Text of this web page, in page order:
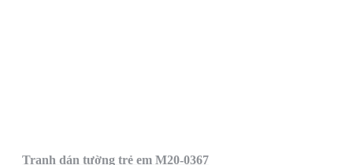
Tranh dán tường trẻ em M20-0367